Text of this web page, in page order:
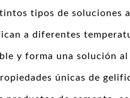
tipos de soluciones
a diferentes
y forma una solución
únicas de